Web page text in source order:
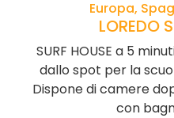
Europa,
LOREDO
SURF HOUSE a 5
dallo spot per la
Dispone di camere
con